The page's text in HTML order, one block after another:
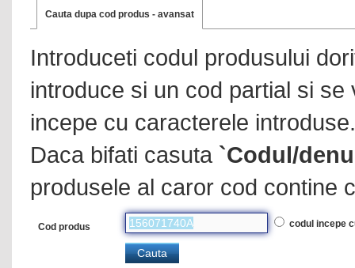
Cauta dupa cod produs - avansat
Introduceti codul produsului
introduce si un cod partial si
incepe cu caracterele introduse.
Daca bifati casuta `Codul/
produsele al caror cod contine
Cod produs codul incepe